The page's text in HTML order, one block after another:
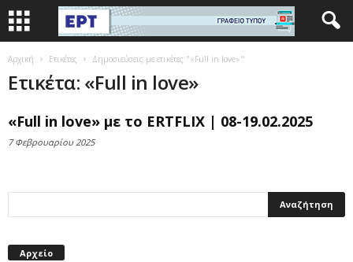
Αρχική Ετικέτες Δημοσιεύσεις με ετικέτες "«Full in love»"
Ετικέτα: «Full in love»
«Full in love» με το ERTFLIX | 08-19.02.2025
7 Φεβρουαρίου 2025
Αρχείο